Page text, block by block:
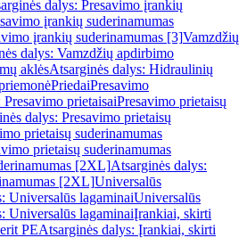
dalys: Presavimo įrankių
įrankių suderinamumas
įrankių suderinamumas [3]Vamzdžių
dalys: Vamzdžių apdirbimo
aklėsAtsarginės dalys: Hidraulinių
PriedaiPresavimo
prietaisaiPresavimo prietaisų
dalys: Presavimo prietaisų
prietaisų suderinamumas
prietaisų suderinamumas
[2XL]Atsarginės dalys:
[2XL]Universalūs
Universalūs lagaminaiUniversalūs
Universalūs lagaminaiĮrankiai, skirti
PEAtsarginės dalys: Įrankiai, skirti